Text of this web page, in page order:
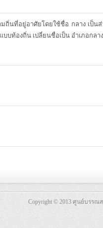
นที่อยู่อาศัยโดยใช้ชื่อ กลาง เป็
บท้องถิ่น เปลี่ยนชื่อเป็น อำเภอกล
Copyright © 2013 ศูนย์บรร